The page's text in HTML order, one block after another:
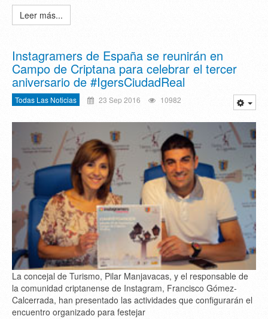
Leer más...
Instagramers de España se reunirán en
Campo de Criptana para celebrar el tercer
aniversario de #IgersCiudadReal
Todas Las Noticias 23 Sep 2016 10982
La concejal de Turismo, Pilar Manjavacas, y el responsable de
la comunidad criptanense de Instagram, Francisco Gómez-
Calcerrada, han presentado las actividades que configurarán el
encuentro organizado para festejar